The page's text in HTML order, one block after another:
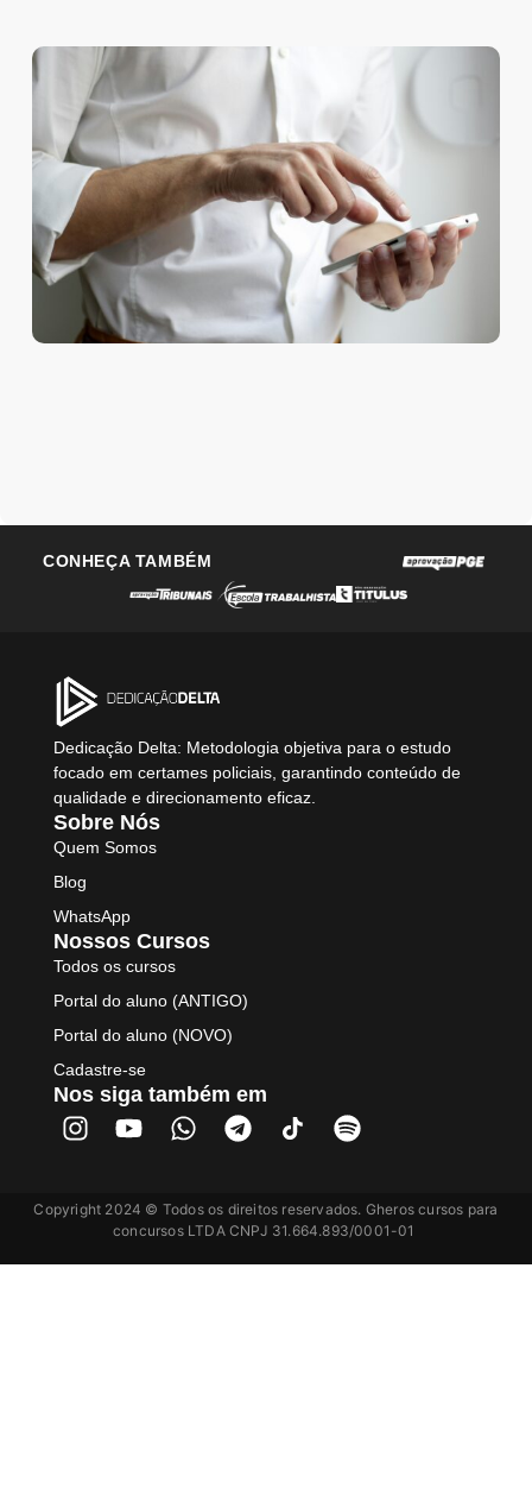
CONHEÇA TAMBÉM
Dedicação Delta: Metodologia objetiva para o estudo
focado em certames policiais, garantindo conteúdo de
qualidade e direcionamento eficaz.
Sobre Nós
Quem Somos
Blog
WhatsApp
Nossos Cursos
Todos os cursos
Portal do aluno (ANTIGO)
Portal do aluno (NOVO)
Cadastre-se
Nos siga também em
Copyright 2024 © Todos os direitos reservados. Gheros cursos para
concursos LTDA CNPJ 31.664.893/0001-01